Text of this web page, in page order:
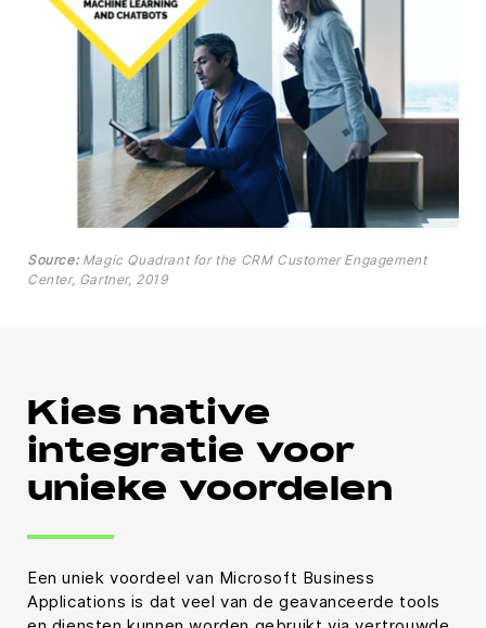
Source:Magic Quadrant for the CRM Customer Engagement
Center, Gartner, 2019
Kies native
integratie voor
unieke voordelen
Een uniek voordeel van Microsoft Business
Applications is dat veel van de geavanceerde tools